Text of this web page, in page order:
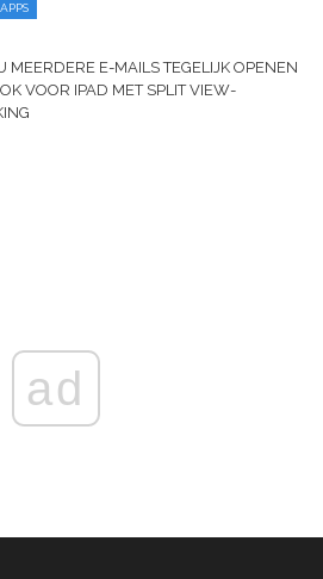
MEERDERE E-MAILS TEGELIJK OPENEN
VOOR IPAD MET SPLIT VIEW-
ad